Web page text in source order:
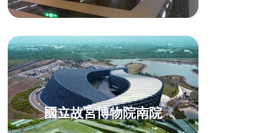
國立故宮博物院南院